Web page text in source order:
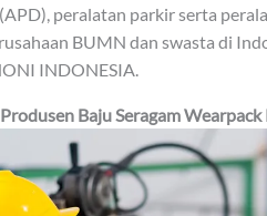
peralatan parkir serta
BUMN dan swasta di
INDONESIA.
Produsen Baju Seragam